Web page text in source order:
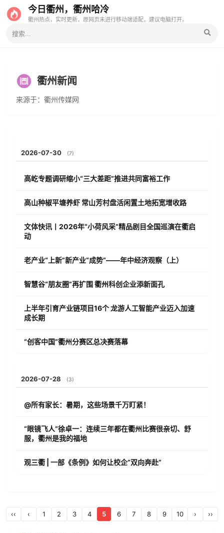
今日衢州，衢州哈冷
衢州热点，实时更新，原网页未进行移动端适配，建议电脑打开。
衢州新闻
来源于：衢州传媒网
2026-07-30 (7)
高屹专题调研缩小“三大差距”推进共同富裕工作
高山种椒平塘养虾 常山芳村盘活闲置土地拓宽增收路
文体快讯丨2026年“小荷风采”精品剧目全国巡演在衢启
动
老产业“上新”新产业“成势”——年中经济观察（上）
智慧谷“朋友圈”再扩围 衢州科创企业添新面孔
上半年引育产业链项目16个 龙游人工智能产业迈入加速
成长期
“创客中国”衢州分赛区总决赛落幕
2026-07-28 (3)
@所有家长：暑期，这些场景千万盯紧！
“眼镜飞人”徐卓一：连续三年都在衢州比赛很亲切、舒
服，衢州是我的福地
观三衢 | 一部《条例》如何让校企“双向奔赴”
‹‹ ‹ 1 2 3 4 5 6 7 8 9 10 › ››